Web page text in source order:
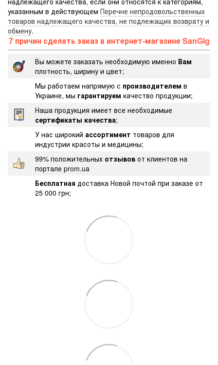
указанным в действующем Перечне непродовольственных
товаров надлежащего качества, не подлежащих возврату и
обмену.
7 причин сделать заказ в интернет-магазине SanGig
Вы можете заказать необходимую именно Вам
плотность, ширину и цвет;
Мы работаем напрямую с производителем в
Украине, мы гарантируем качество продукции;
Наша продукция имеет все необходимые
сертификаты качества;
У нас широкий ассортимент товаров для
индустрии красоты и медицины;
99% положительных отзывов от клиентов на
портале prom.ua
Бесплатная доставка Новой почтой при заказе от
25 000 грн;